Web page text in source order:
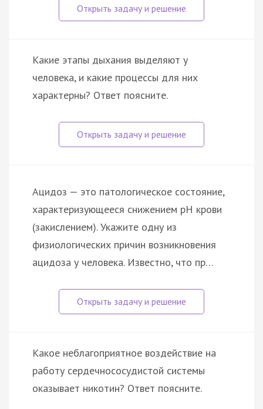
Какие этапы дыхания выделяют у
человека, и какие процессы для них
характерны? Ответ поясните.
Ацидоз — это патологическое состояние,
характеризующееся снижением pH крови
(закислением). Укажите одну из
физиологических причин возникновения
ацидоза у человека. Известно, что пр…
Какое неблагоприятное воздействие на
работу сердечнососудистой системы
оказывает никотин? Ответ поясните.